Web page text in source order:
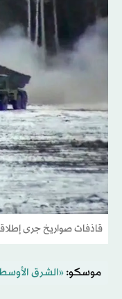
قاذفات صواريخ جرى
موسكو: «الشرق